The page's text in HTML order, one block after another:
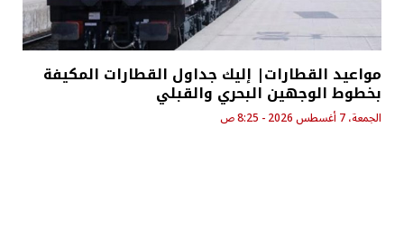
مواعيد القطارات| إليك جداول القطارات المكيفة
بخطوط الوجهين البحري والقبلي
الجمعة، 7 أغسطس 2026 - 8:25 ص